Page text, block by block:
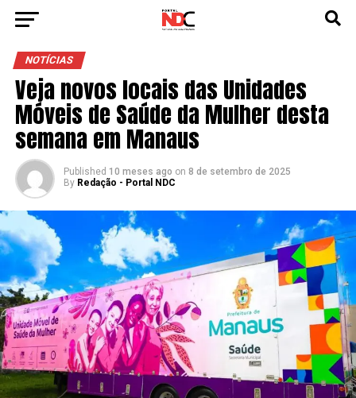
NOTÍCIAS
Veja novos locais das Unidades
Móveis de Saúde da Mulher desta
semana em Manaus
Published 10 meses ago on 8 de setembro de 2025
By Redação - Portal NDC